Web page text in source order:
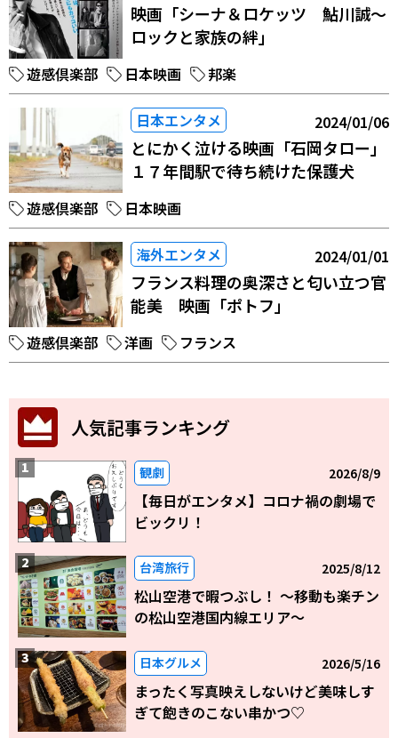
映画「シーナ＆ロケッツ 鮎川誠〜
ロックと家族の絆」
遊感倶楽部 日本映画 邦楽
日本エンタメ 2024/01/06
とにかく泣ける映画「石岡タロー」
１７年間駅で待ち続けた保護犬
遊感倶楽部 日本映画
海外エンタメ 2024/01/01
フランス料理の奥深さと匂い立つ官
能美 映画「ポトフ」
遊感倶楽部 洋画 フランス
人気記事ランキング
観劇 2026/8/9
【毎日がエンタメ】コロナ禍の劇場で
ビックリ！
台湾旅行 2025/8/12
松山空港で暇つぶし！ 〜移動も楽チン
の松山空港国内線エリア～
日本グルメ 2026/5/16
まったく写真映えしないけど美味しす
ぎて飽きのこない串かつ♡